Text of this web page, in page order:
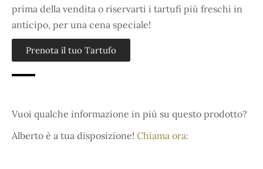
prima della vendita o riservarti i tartufi più freschi in
anticipo, per una cena speciale!
Prenota il tuo Tartufo
Vuoi qualche informazione in più su questo prodotto?
Alberto è a tua disposizione! Chiama ora: